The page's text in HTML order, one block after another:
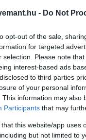
- Do Not
opt-out of the sale,
for targeted
selection. Please note
interest-based ads
to third parties
of your personal
This information may also
Participants that may
that this website/app
but not limited to
a NASA
egy távoli